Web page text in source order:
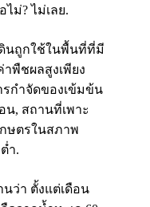
ม่? ไม่เลย.
นถูกใช้ในพื้นที่ที่มี
พืชผลสูงเพียง
กำจัดของเข้มข้น
น, สถานที่เพาะ
ษตรในสภาพ
ำ.
ว่า ตั้งแต่เดือน